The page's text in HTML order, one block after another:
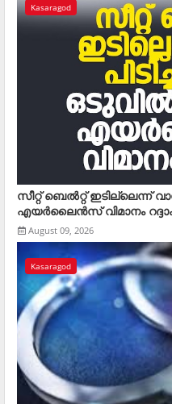
Kasaragod
സീറ്റ് ബെല്‍റ്റ് ഇടില്ലെന്ന്
എയര്‍ലൈന്‍സ് വിമാനം
August 09, 2026
Kasaragod